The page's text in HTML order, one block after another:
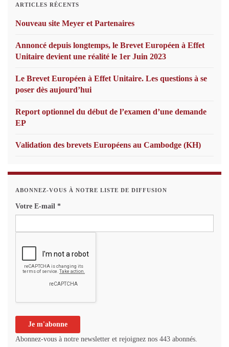
ARTICLES RÉCENTS
Nouveau site Meyer et Partenaires
Annoncé depuis longtemps, le Brevet Européen à Effet
Unitaire devient une réalité le 1er Juin 2023
Le Brevet Européen à Effet Unitaire. Les questions à se
poser dès aujourd’hui
Report optionnel du début de l’examen d’une demande
EP
Validation des brevets Européens au Cambodge (KH)
ABONNEZ-VOUS À NOTRE LISTE DE DIFFUSION
Votre E-mail *
Abonnez-vous à notre newsletter et rejoignez nos 443 abonnés.